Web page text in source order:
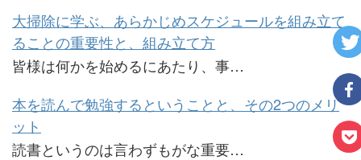
大掃除に学ぶ、あらかじめスケジュールを組み立て
ることの重要性と、組み立て方
皆様は何かを始めるにあたり、事…
本を読んで勉強するということと、その2つのメリ
ット
読書というのは言わずもがな重要…